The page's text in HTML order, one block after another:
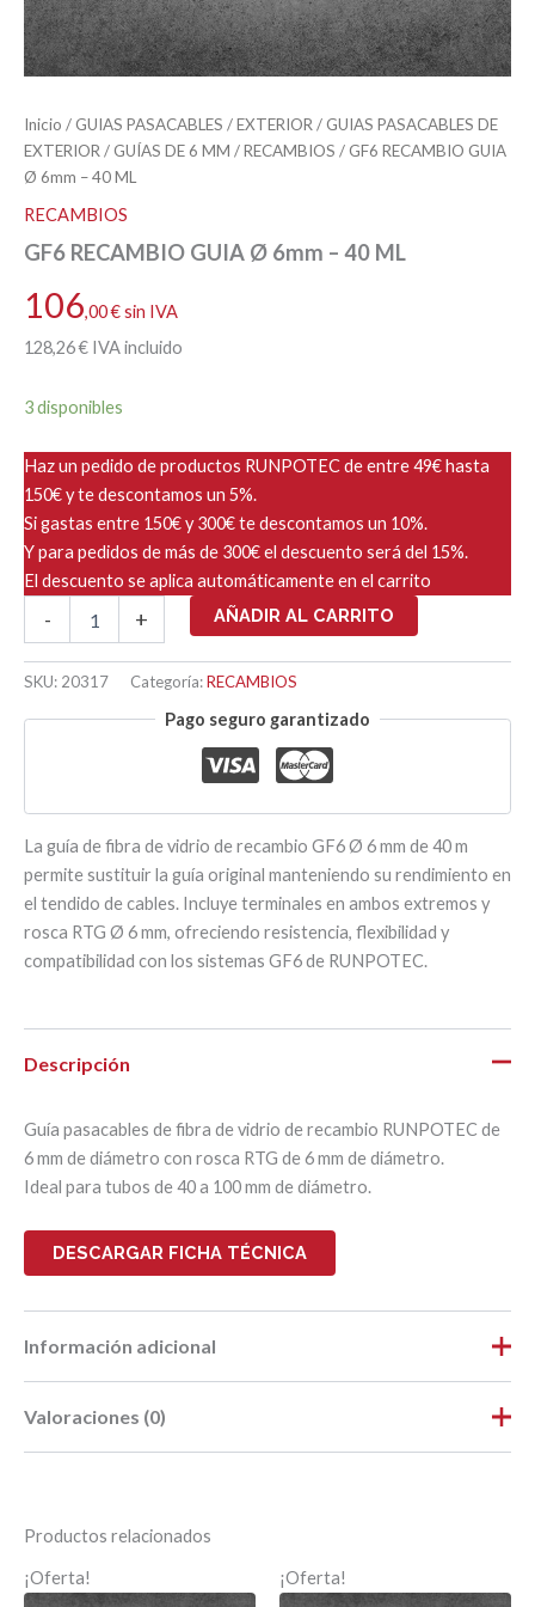
Inicio / GUIAS PASACABLES /EXTERIOR / GUIAS PASACABLES DE
EXTERIOR / GUÍAS DE 6 MM /RECAMBIOS / GF6 RECAMBIO GUIA
Ø 6mm – 40 ML
RECAMBIOS
GF6 RECAMBIO GUIA Ø 6mm – 40 ML
106,00€sin IVA
128,26€ IVA incluido
3 disponibles
Haz un pedido de productos RUNPOTEC de entre 49€ hasta
150€ y te descontamos un 5%.
Si gastas entre 150€ y 300€ te descontamos un 10%.
Y para pedidos de más de 300€ el descuento será del 15%.
El descuento se aplica automáticamente en el carrito
-
RECAMBIO
Ø
-
+ AÑADIR AL CARRITO
SKU: 20317 Categoría:RECAMBIOS
Pago seguro garantizado
La guía de fibra de vidrio de recambio GF6 Ø 6 mm de 40 m
permite sustituir la guía original manteniendo su rendimiento en
el tendido de cables. Incluye terminales en ambos extremos y
rosca RTG Ø 6 mm, ofreciendo resistencia, flexibilidad y
compatibilidad con los sistemas GF6 de RUNPOTEC.
Descripción
Guía pasacables de fibra de vidrio de recambio RUNPOTEC de
6 mm de diámetro con rosca RTG de 6 mm de diámetro.
Ideal para tubos de 40 a 100 mm de diámetro.
DESCARGAR FICHA TÉCNICA
Información adicional
Peso
Ancho
Valoraciones (0)
Sé el primero en valorar “GF6
Productos relacionados
¡Oferta! ¡Oferta!